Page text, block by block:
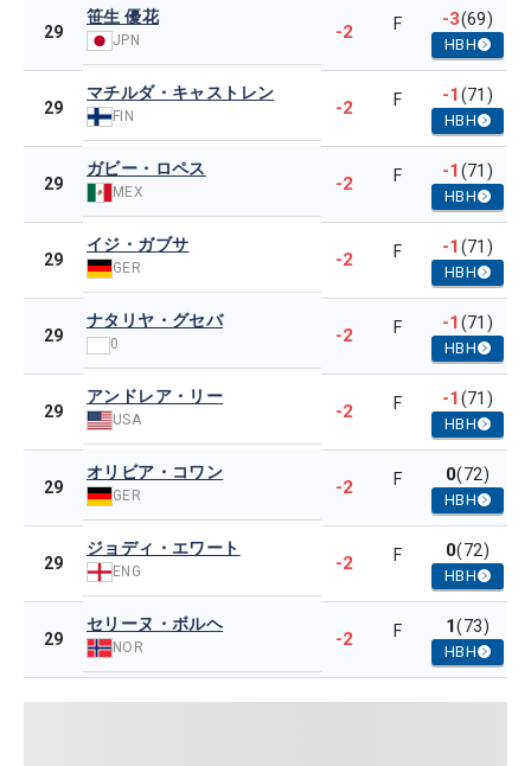
29
笹生 優花
JPN -2 F -3(69)
HBH
29
マチルダ・キャストレン
FIN -2 F -1(71)
HBH
29
ガビー・ロペス
MEX -2 F -1(71)
HBH
29
イジ・ガブサ
GER -2 F -1(71)
HBH
29
ナタリヤ・グセバ
0 -2 F -1(71)
HBH
29
アンドレア・リー
USA -2 F -1(71)
HBH
29
オリビア・コワン
GER -2 F 0(72)
HBH
29
ジョディ・エワート
ENG -2 F 0(72)
HBH
29
セリーヌ・ボルヘ
NOR -2 F 1(73)
HBH